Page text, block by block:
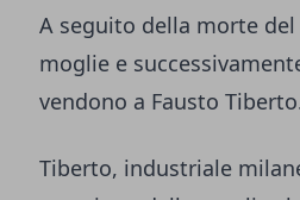
A seguito della morte
moglie e
vendono a Fausto
Tiberto, industriale